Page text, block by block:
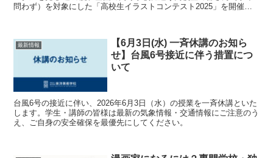
問わず）を対象にした「高校生イラストコンテスト2025」を開催し
最新情報
【6月3日(水) 一斉休講のお知ら
せ】台風6号接近に伴う措置につ
いて
台風6号の接近に伴い、2026年6月3日（水）の授業を一斉休講といた
します。学生・講師の皆様は最新の気象情報・交通情報にご注意のう
え、ご自身の安全確保を最優先にしてください。